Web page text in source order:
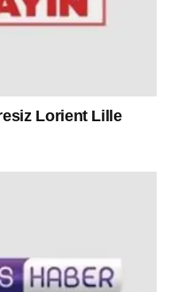
Lorient Lille